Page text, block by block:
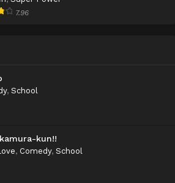
7.96
, School
kun!!
, Comedy, School